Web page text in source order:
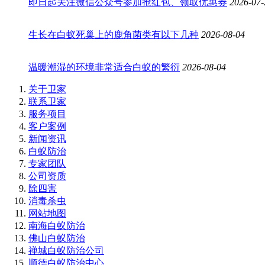
即日起关注微信公众号参加抢红包、领取优惠券 2026-
生长在白蚁死巢上的鹿角菌类有以下几种 2026-08-04
温暖潮湿的环境非常适合白蚁的繁衍 2026-08-04
关于卫家
联系卫家
服务项目
客户案例
新闻资讯
白蚁防治
专家团队
公司资质
除四害
消毒杀虫
网站地图
南海白蚁防治
佛山白蚁防治
禅城白蚁防治公司
顺德白蚁防治中心